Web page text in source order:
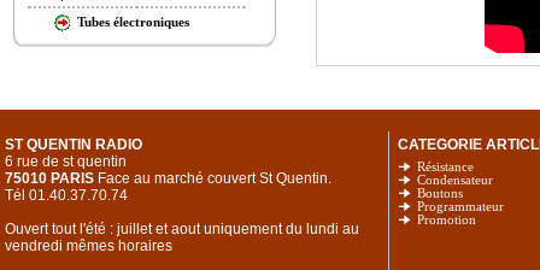
Tubes électroniques
ST QUENTIN RADIO
6 rue de st quentin
75010 PARIS Face au marché couvert St Quentin.
Tél 01.40.37.70.74
Ouvert tout l'été : juillet et aout uniquement du lundi au
vendredi mêmes horaires
CATEGORIE
Résistance
Condensateur
Boutons
Programmateur
Promotion